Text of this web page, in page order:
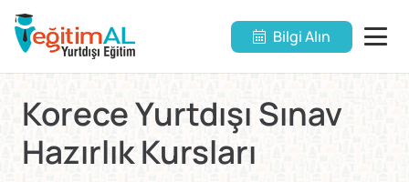
Bilgi Alın
Korece Yurtdışı Sınav
Hazırlık Kursları